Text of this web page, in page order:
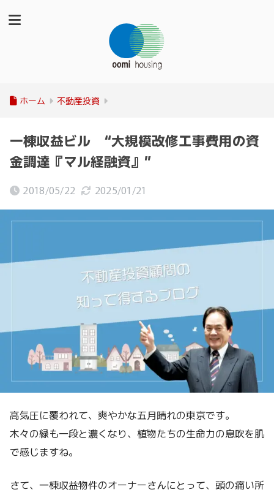
ホーム 不動産投資
一棟収益ビル “大規模改修工事費用の資
金調達『マル経融資』”
2018/05/22 2025/01/21
高気圧に覆われて、爽やかな五月晴れの東京です。
木々の緑も一段と濃くなり、植物たちの生命力の息吹を肌
で感じますね。
さて、一棟収益物件のオーナーさんにとって、頭の痛い所